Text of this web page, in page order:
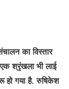
का विस्तार
श्रृंखला भी लाई
गया है. रुषिकेश